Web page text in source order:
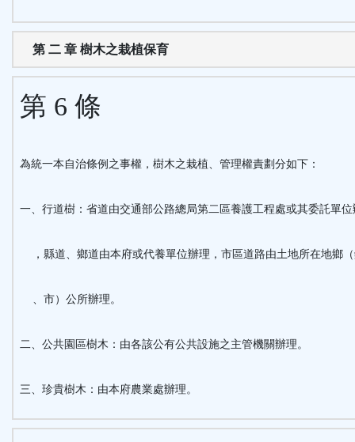
第 二 章 樹木之栽植保育
第 6 條
為統一本自治條例之事權，樹木之栽植、管理權責劃分如下：
一、行道樹：省道由交通部公路總局第二區養護工程處或其委託單位
，縣道、鄉道由本府或代養單位辦理，市區道路由土地所在地鄉
、市）公所辦理。
二、公共園區樹木：由各該公有公共設施之主管機關辦理。
三、珍貴樹木：由本府農業處辦理。